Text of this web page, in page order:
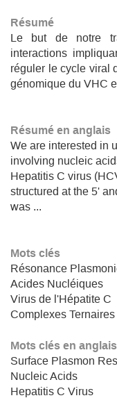
Résumé
Le but de notre
interactions
réguler le cycle viral
génomique du VHC
Résumé en anglais
We are interested in
involving nucleic
Hepatitis C virus
structured at the 5'
was ...
Mots clés
Résonance
Acides Nucléiques
Virus de l'Hépatite C
Complexes Ternaires
Mots clés en anglais
Surface Plasmon
Nucleic Acids
Hepatitis C Virus